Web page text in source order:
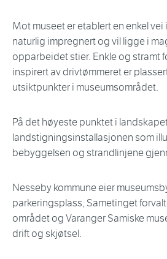
Mot museet er etablert en enkel
naturlig impregnert og vil ligge i
opparbeidet stier. Enkle og stramt
inspirert av drivtømmeret er
utsiktpunkter i museumsområdet.
På det høyeste punktet i
landstigningsinstallasjonen som
bebyggelsen og strandlinjene
Nesseby kommune eier
parkeringsplass, Sametinget
området og Varanger Samiske
drift og skjøtsel.